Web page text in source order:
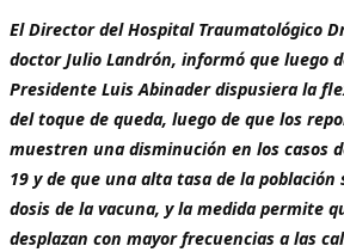
El Director del Hospital Traumatológico
doctor Julio Landrón, informó que luego
Presidente Luis Abinader dispusiera la
del toque de queda, luego de que los
muestren una disminución en los casos
19 y de que una alta tasa de la población
dosis de la vacuna, y la medida permite
desplazan con mayor frecuencias a las